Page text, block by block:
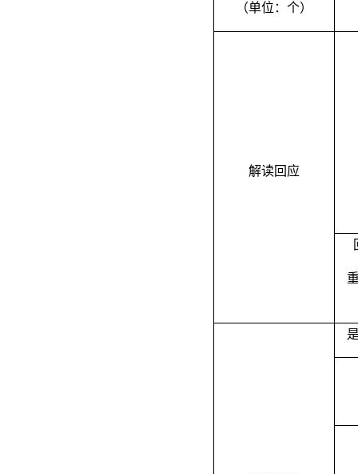
（单位：个）
解读回应